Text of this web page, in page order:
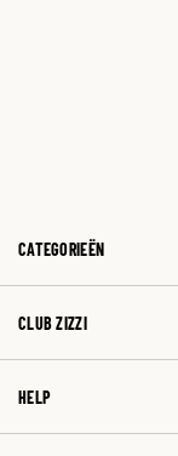
CATEGORIEËN
CLUB ZIZZI
HELP